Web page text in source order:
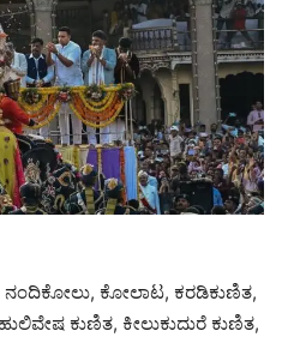
ನಂದಿಕೋಲು, ಕೋಲಾಟ, ಕರಡಿಕುಣಿತ,
ಕುಣಿತ, ಕೀಲುಕುದುರೆ ಕುಣಿತ,